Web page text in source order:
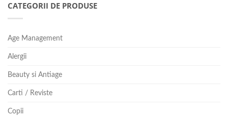
CATEGORII DE PRODUSE
Age Management
Alergii
Beauty si Antiage
Carti / Reviste
Copii